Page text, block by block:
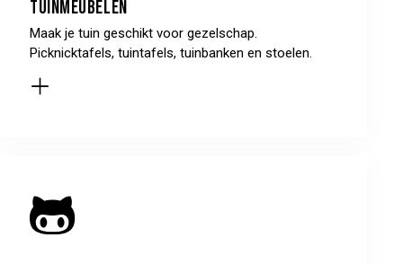
Tuinmeubelen
Maak je tuin geschikt voor gezelschap.
Picknicktafels, tuintafels, tuinbanken en stoelen.